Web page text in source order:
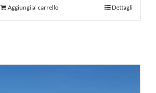
Aggiungi al carrello Dettagli